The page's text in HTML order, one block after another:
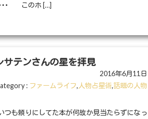
･･･ このホ […]
ンさんの星を拝見
2016年6月11日
: ファームライフ,人物占星術,話題の人物
も頼りにしてた本が何故か見当たらずになっ